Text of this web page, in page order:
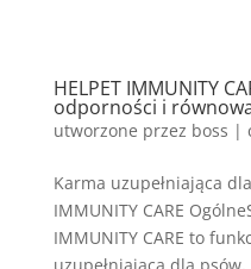
HELPET IMMUNITY
odporności i
utworzone przez boss |
Karma uzupełniająca
IMMUNITY CARE
IMMUNITY CARE to